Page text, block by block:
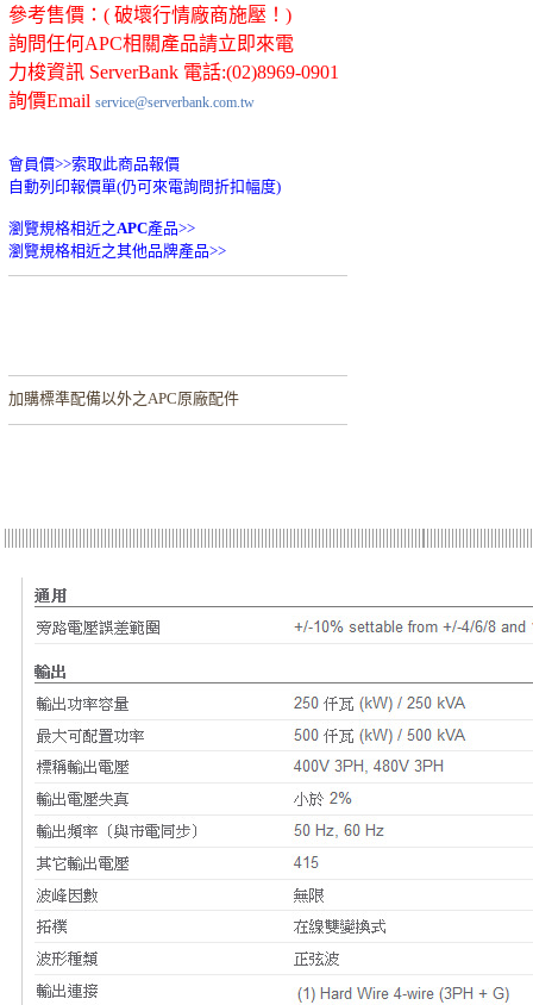
參考售價：( 破壞行情廠商施壓！)
詢問任何APC相關產品請立即來電
力梭資訊 ServerBank 電話:(02)8969-0901
詢價Email service@serverbank.com.tw
會員價>>索取此商品報價
自動列印報價單(仍可來電詢問折扣幅度)
瀏覽規格相近之APC產品>>
瀏覽規格相近之其他品牌產品>>
加購標準配備以外之APC原廠配件